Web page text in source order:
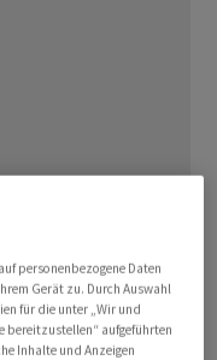
mit über 725 400
als im
personenbezogene Daten
Gerät zu. Durch Auswahl
für die unter „Wir und
bereitzustellen“ aufgeführten
Inhalte und Anzeigen